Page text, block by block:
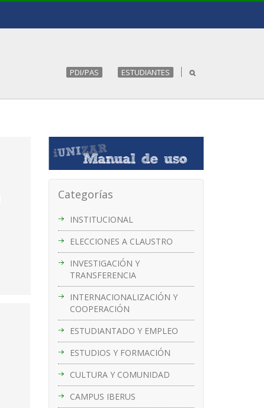
PDI/PAS ESTUDIANTES
Categorías
INSTITUCIONAL
ELECCIONES A CLAUSTRO
INVESTIGACIÓN Y
TRANSFERENCIA
INTERNACIONALIZACIÓN Y
COOPERACIÓN
ESTUDIANTADO Y EMPLEO
ESTUDIOS Y FORMACIÓN
CULTURA Y COMUNIDAD
CAMPUS IBERUS